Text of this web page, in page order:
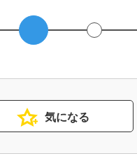
気になる